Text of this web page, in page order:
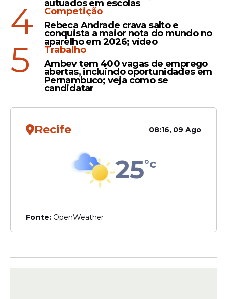
autuados em escolas
4
Competição
Rebeca Andrade crava salto e
conquista a maior nota do mundo no
aparelho em 2026; vídeo
5
Trabalho
Ambev tem 400 vagas de emprego
abertas, incluindo oportunidades em
Pernambuco; veja como se
candidatar
Recife 08:16, 09 Ago
25°c
Fonte: OpenWeather